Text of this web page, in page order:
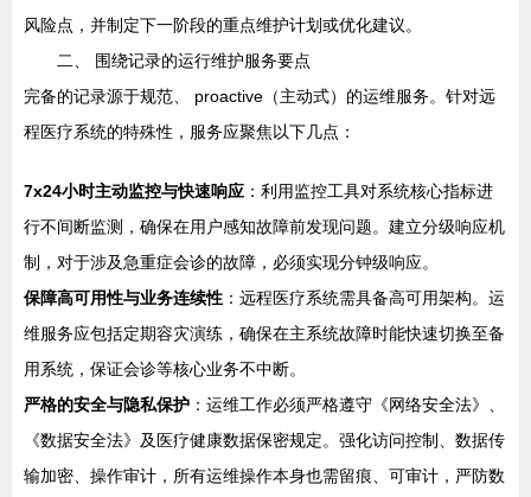
风险点，并制定下一阶段的重点维护计划或优化建议。
二、 围绕记录的运行维护服务要点
完备的记录源于规范、 proactive（主动式）的运维服务。针对远
程医疗系统的特殊性，服务应聚焦以下几点：
7x24小时主动监控与快速响应 ：利用监控工具对系统核心指标进
行不间断监测，确保在用户感知故障前发现问题。建立分级响应机
制，对于涉及急重症会诊的故障，必须实现分钟级响应。
保障高可用性与业务连续性 ：远程医疗系统需具备高可用架构。运
维服务应包括定期容灾演练，确保在主系统故障时能快速切换至备
用系统，保证会诊等核心业务不中断。
严格的安全与隐私保护 ：运维工作必须严格遵守《网络安全法》、
《数据安全法》及医疗健康数据保密规定。强化访问控制、数据传
输加密、操作审计，所有运维操作本身也需留痕、可审计，严防数